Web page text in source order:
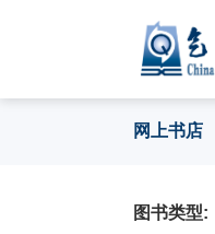
网上书店
图书类型: